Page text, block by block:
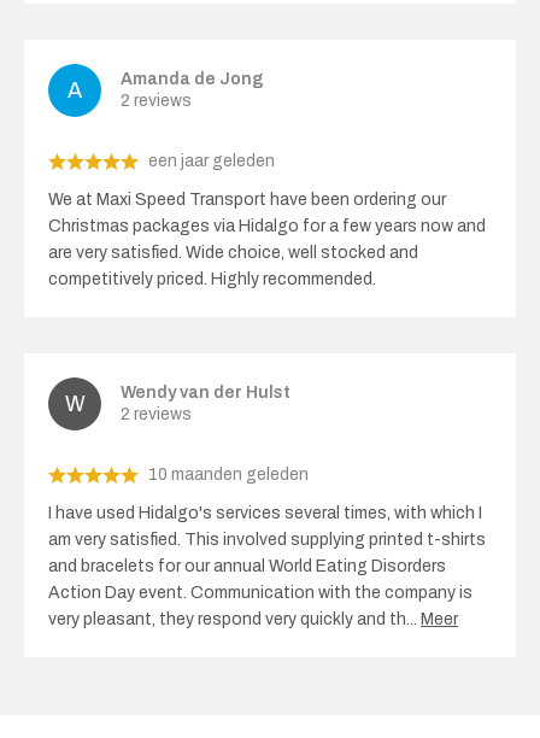
Amanda de Jong
2 reviews
een jaar geleden
We at Maxi Speed ​​Transport have been ordering our
Christmas packages via Hidalgo for a few years now and
are very satisfied. Wide choice, well stocked and
competitively priced. Highly recommended.
Wendy van der Hulst
2 reviews
10 maanden geleden
I have used Hidalgo's services several times, with which I
am very satisfied. This involved supplying printed t-shirts
and bracelets for our annual World Eating Disorders
Action Day event. Communication with the company is
very pleasant, they respond very quickly and th... Meer